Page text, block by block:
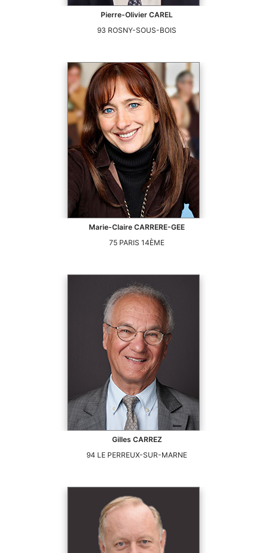
Pierre-Olivier CAREL
93 ROSNY-SOUS-BOIS
Marie-Claire CARRERE-GEE
75 PARIS 14ÈME
Gilles CARREZ
94 LE PERREUX-SUR-MARNE